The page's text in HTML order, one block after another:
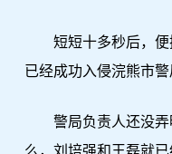
短短十多秒后，便
已经成功入侵浣熊市
警局负责人还没弄
么，刘培强和王磊就